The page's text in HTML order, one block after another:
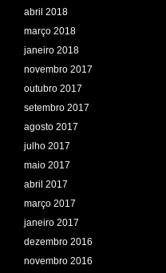
abril 2018
março 2018
janeiro 2018
novembro 2017
outubro 2017
setembro 2017
agosto 2017
julho 2017
maio 2017
abril 2017
março 2017
janeiro 2017
dezembro 2016
novembro 2016